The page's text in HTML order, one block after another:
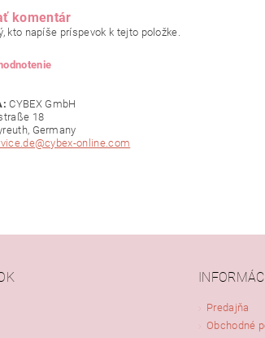
komentár
kto napíše príspevok k tejto položke.
hodnotenie súhlasíte s podmienkami ochrany
CYBEX GmbH
18
Germany
online.com
Predajňa
Obchodné